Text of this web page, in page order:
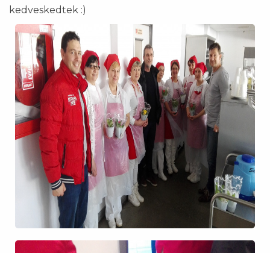
kedveskedtek :)